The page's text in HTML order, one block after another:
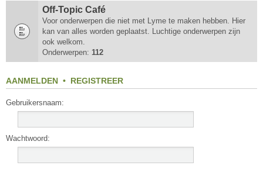
Off-Topic Café
Voor onderwerpen die niet met Lyme te maken hebben. Hier
kan van alles worden geplaatst. Luchtige onderwerpen zijn
ook welkom.
Onderwerpen: 112
AANMELDEN • REGISTREER
Gebruikersnaam:
Wachtwoord: